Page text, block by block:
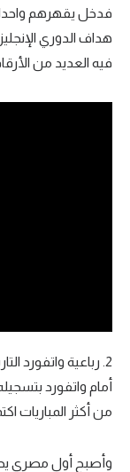
Gamers
فدخل يقهرهم واحدا
هداف الدوري
فيه العديد من
أمام واتفورد
من أكثر المباريات
وأصبح أول مصري